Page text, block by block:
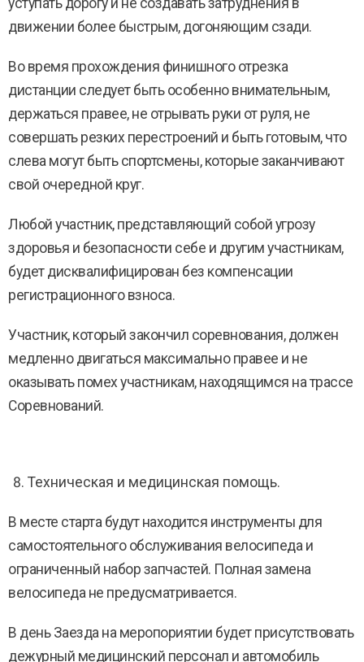
уступать дорогу и не создавать затруднения в
движении более быстрым, догоняющим сзади.
Во время прохождения финишного отрезка
дистанции следует быть особенно внимательным,
держаться правее, не отрывать руки от руля, не
совершать резких перестроений и быть готовым, что
слева могут быть спортсмены, которые заканчивают
свой очередной круг.
Любой участник, представляющий собой угрозу
здоровья и безопасности себе и другим участникам,
будет дисквалифицирован без компенсации
регистрационного взноса.
Участник, который закончил соревнования, должен
медленно двигаться максимально правее и не
оказывать помех участникам, находящимся на трассе
Соревнований.
Техническая и медицинская помощь.
В месте старта будут находится инструменты для
самостоятельного обслуживания велосипеда и
ограниченный набор запчастей. Полная замена
велосипеда не предусматривается.
В день Заезда на меропориятии будет присутствовать
дежурный медицинский персонал и автомобиль